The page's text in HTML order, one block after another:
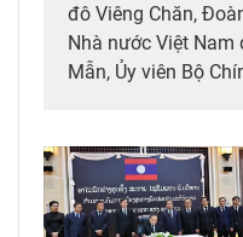
đô Viêng Chăn,
Nhà nước Việt Nam
Mẫn, Ủy viên Bộ
trị, Chủ tịch Quốc hội